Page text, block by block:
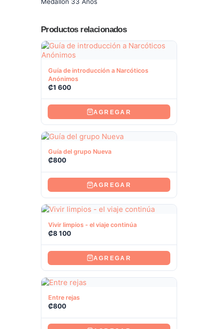
Productos relacionados
Ver producto
Guía de introducción a Narcóticos
Anónimos
₡1 600
AGREGAR
Ver producto
Guía del grupo Nueva
₡800
AGREGAR
Ver producto
Vivir limpios - el viaje continúa
₡8 100
AGREGAR
Entre rejas
₡800